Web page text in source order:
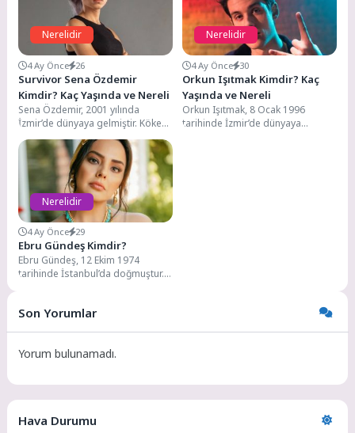
Nerelidir
4 Ay Önce 26
Survivor Sena Özdemir
Kimdir? Kaç Yaşında ve Nereli
Sena Özdemir, 2001 yılında
İzmir’de dünyaya gelmiştir. Kökeni
Balıkesir’e dayanmaktadır. Annesi
Bulgaristan göçmenidir. Orta
öğretim...
Nerelidir
4 Ay Önce 30
Orkun Işıtmak Kimdir? Kaç
Yaşında ve Nereli
Orkun Işıtmak, 8 Ocak 1996
tarihinde İzmir’de dünyaya
Nerelidir
4 Ay Önce 29
Ebru Gündeş Kimdir?
Ebru Gündeş, 12 Ekim 1974
tarihinde İstanbul’da doğmuştur.
İstanbul’a...
Son Yorumlar
Yorum bulunamadı.
Hava Durumu